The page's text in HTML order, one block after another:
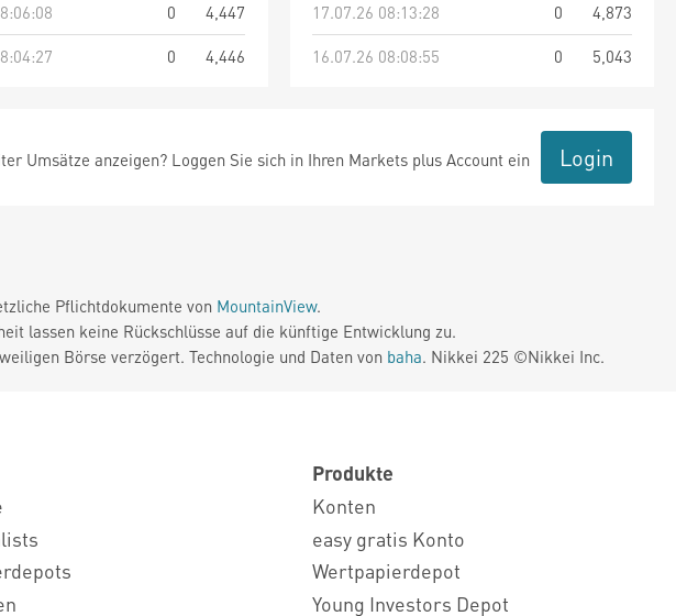
0
4,447
0 4,446
17.07.26 08:13:28
0
4,873
16.07.26 08:08:55
0 5,043
Umsätze anzeigen? Loggen Sie sich in Ihren Markets plus Account ein Login
Pflichtdokumente von MountainView.
lassen keine Rückschlüsse auf die künftige Entwicklung zu.
Börse verzögert. Technologie und Daten von baha. Nikkei 225 ©Nikkei Inc.
Produkte
Konten
easy gratis Konto
Wertpapierdepot
Young Investors Depot